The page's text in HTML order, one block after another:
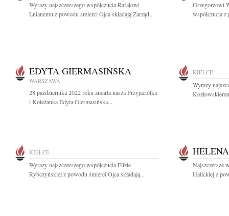
Wyrazy najszczerszego współczucia Rafałowi
Lnianemu z powodu śmierci Ojca składają Zarząd...
Grzegorzowi
współczucia
EDYTA GIERMASIŃSKA
WARSZAWA
28 października 2022 roku zmarła nasza Przyjaciółka
i Koleżanka Edyta Giermasińska...
KIELCE
Wyrazy
KIELCE
Wyrazy najszczerszego współczucia Elizie
Rybczyńskiej z powodu śmierci Ojca składają...
Najszczersze
Halickiej z